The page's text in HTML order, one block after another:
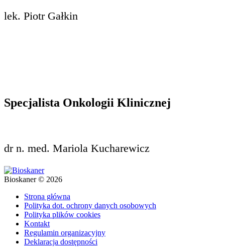
lek. Piotr Gałkin
Specjalista Onkologii Klinicznej
dr n. med. Mariola Kucharewicz
Bioskaner © 2026
Strona główna
Polityka dot. ochrony danych osobowych
Polityka plików cookies
Kontakt
Regulamin organizacyjny
Deklaracja dostępności